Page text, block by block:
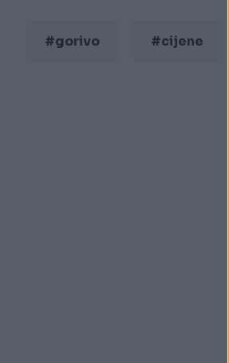
#gorivo #cijene